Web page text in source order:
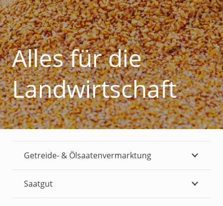
Alles für die
Landwirtschaft
Getreide- & Ölsaatenvermarktung
Saatgut